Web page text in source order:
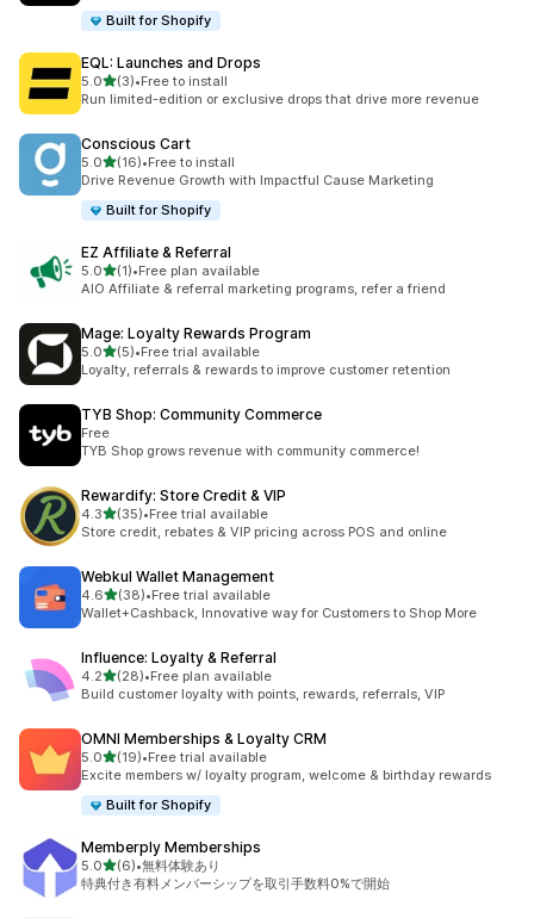
Built for Shopify
EQL: Launches and Drops
5.05つ星中
(3)
合計レビュー数：3件
•Free to install
Run limited-edition or exclusive drops that drive more revenue
Conscious Cart
5.05つ星中
(16)
合計レビュー数：16件
•Free to install
Drive Revenue Growth with Impactful Cause Marketing
Built for Shopify
EZ Affiliate & Referral
5.05つ星中
(1)
合計レビュー数：1件
•Free plan available
AIO Affiliate & referral marketing programs, refer a friend
Mage: Loyalty Rewards Program
5.05つ星中
(5)
合計レビュー数：5件
•Free trial available
Loyalty, referrals & rewards to improve customer retention
TYB Shop: Community Commerce
Free
TYB Shop grows revenue with community commerce!
Rewardify: Store Credit & VIP
4.35つ星中
(35)
合計レビュー数：35件
•Free trial available
Store credit, rebates & VIP pricing across POS and online
Webkul Wallet Management
4.65つ星中
(38)
合計レビュー数：38件
•Free trial available
Wallet+Cashback, Innovative way for Customers to Shop More
Influence: Loyalty & Referral
4.25つ星中
(28)
合計レビュー数：28件
•Free plan available
Build customer loyalty with points, rewards, referrals, VIP
OMNI Memberships & Loyalty CRM
5.05つ星中
(19)
合計レビュー数：19件
•Free trial available
Excite members w/ loyalty program, welcome & birthday rewards
Built for Shopify
Memberply Memberships
5.05つ星中
(6)
合計レビュー数：6件
•無料体験あり
特典付き有料メンバーシップを取引手数料0%で開始